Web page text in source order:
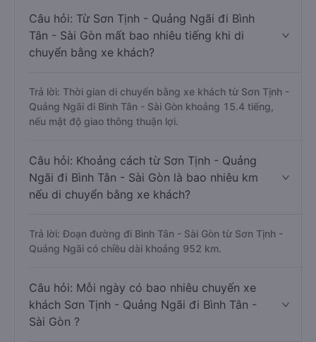
Câu hỏi: Từ Sơn Tịnh - Quảng Ngãi đi Bình
Tân - Sài Gòn mất bao nhiêu tiếng khi di
chuyển bằng xe khách?
Trả lời: Thời gian di chuyển bằng xe khách từ Sơn Tịnh -
Quảng Ngãi đi Bình Tân - Sài Gòn khoảng 15.4 tiếng,
nếu mật độ giao thông thuận lợi.
Câu hỏi: Khoảng cách từ Sơn Tịnh - Quảng
Ngãi đi Bình Tân - Sài Gòn là bao nhiêu km
nếu di chuyển bằng xe khách?
Trả lời: Đoạn đường đi Bình Tân - Sài Gòn từ Sơn Tịnh -
Quảng Ngãi có chiều dài khoảng 952 km.
Câu hỏi: Mỗi ngày có bao nhiêu chuyến xe
khách Sơn Tịnh - Quảng Ngãi đi Bình Tân -
Sài Gòn ?